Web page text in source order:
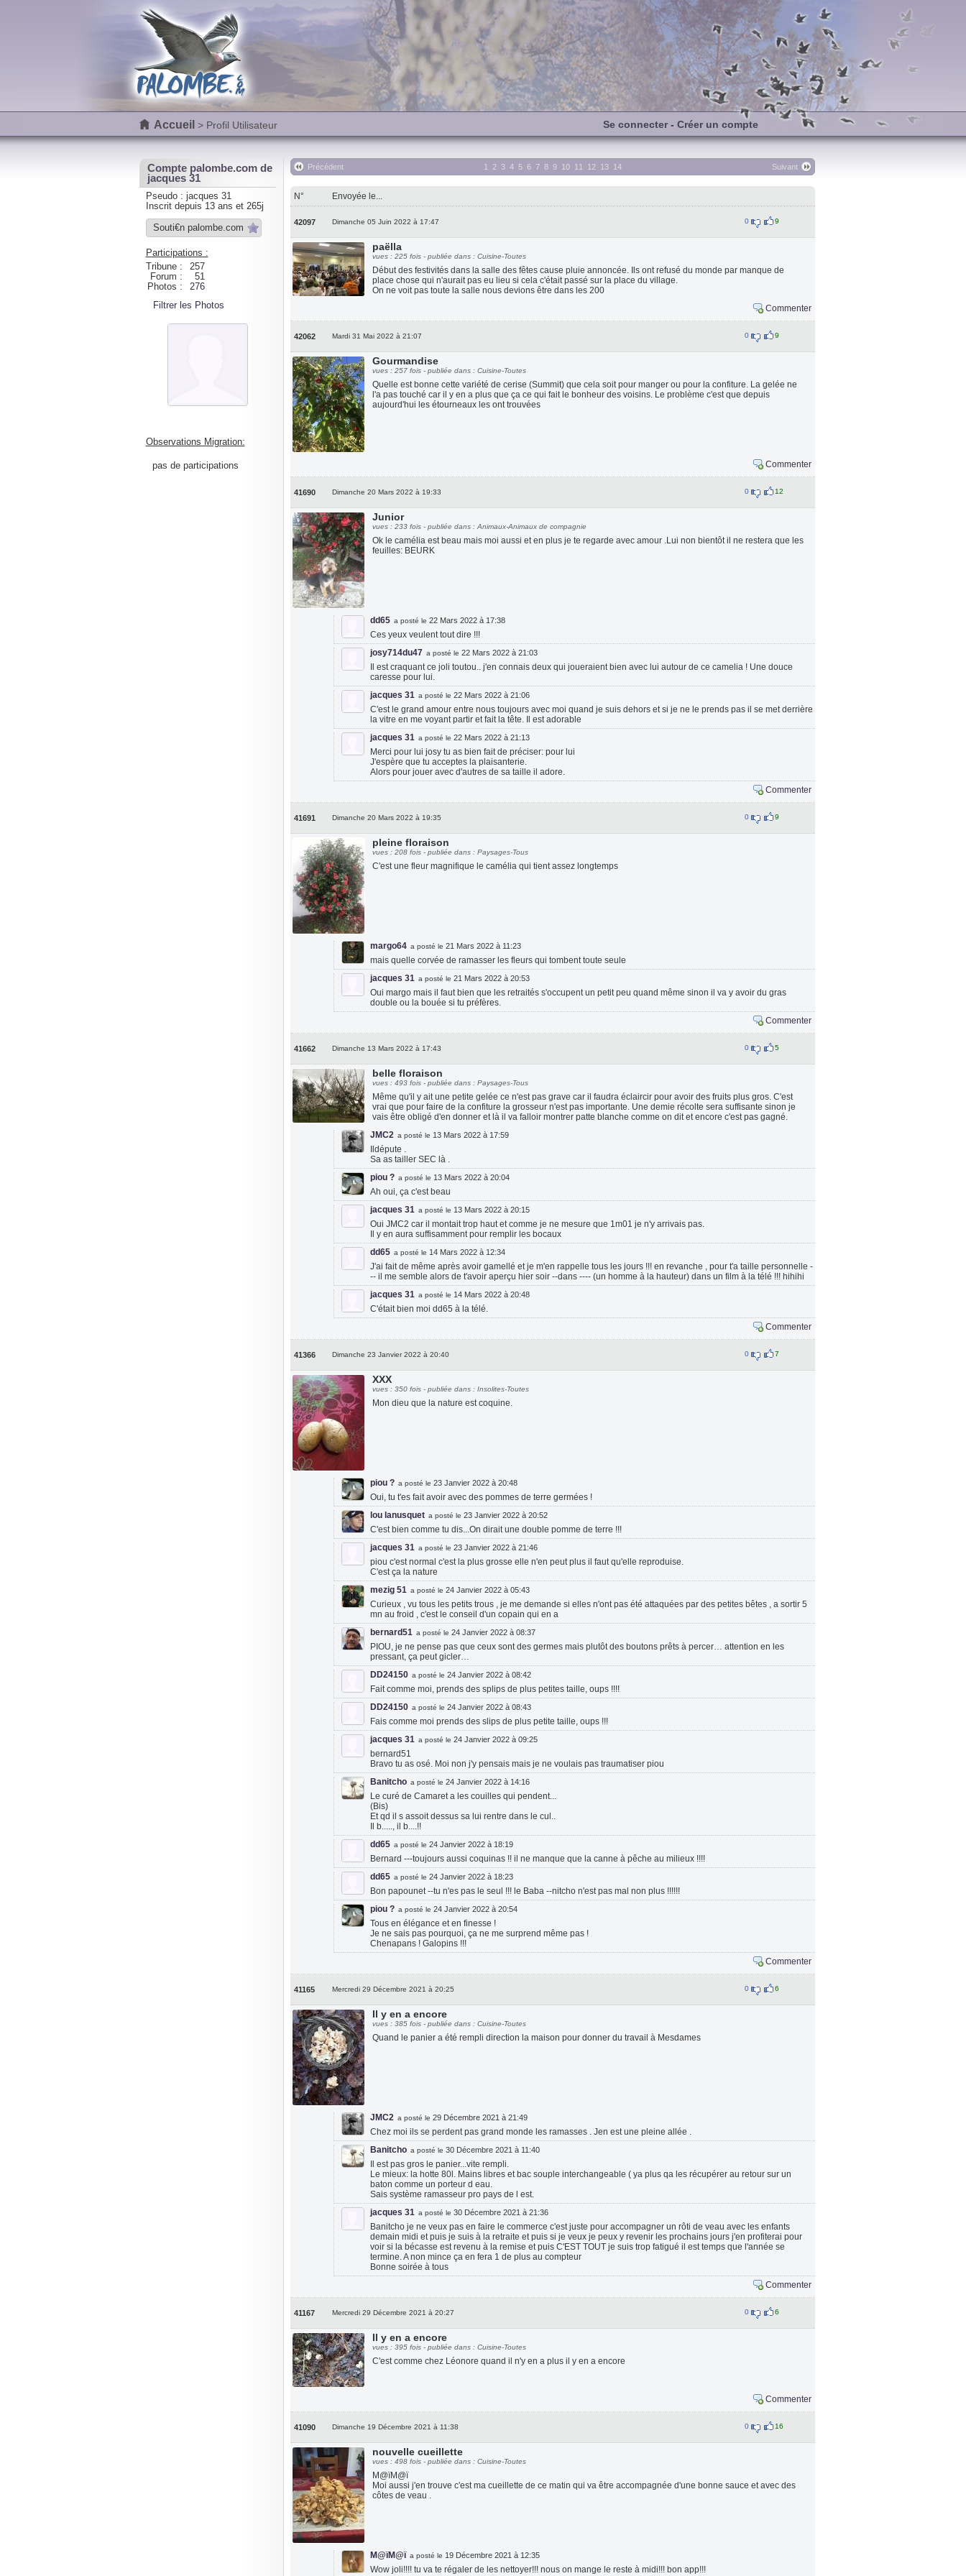
Accueil > Profil Utilisateur Se connecter- Créer un compte
Compte palombe.com de
jacques 31
Pseudo : jacques 31
Inscrit depuis 13 ans et 265j
Souti€n palombe.com
Participations :
Tribune :
257
Forum :
51
Photos :
276
Filtrer les Photos
Observations Migration:
pas de participations
Suivant
Précédent 1 2 3 4 5 6 7 8 9 10 11 12 13 14
N° Envoyée le...
42097 Dimanche 05 Juin 2022 à 17:47 0 9
paëlla
vues : 225 fois - publiée dans : Cuisine-Toutes
Début des festivités dans la salle des fêtes cause pluie annoncée. Ils ont refusé du monde par manque de
place chose qui n'aurait pas eu lieu si cela c'était passé sur la place du village.
On ne voit pas toute la salle nous devions être dans les 200
Commenter
42062 Mardi 31 Mai 2022 à 21:07 0 9
Gourmandise
vues : 257 fois - publiée dans : Cuisine-Toutes
Quelle est bonne cette variété de cerise (Summit) que cela soit pour manger ou pour la confiture. La gelée ne
l'a pas touché car il y en a plus que ça ce qui fait le bonheur des voisins. Le problème c'est que depuis
aujourd'hui les étourneaux les ont trouvées
Commenter
41690 Dimanche 20 Mars 2022 à 19:33 0 12
Junior
vues : 233 fois - publiée dans : Animaux-Animaux de compagnie
Ok le camélia est beau mais moi aussi et en plus je te regarde avec amour .Lui non bientôt il ne restera que les
feuilles: BEURK
dd65 a posté le 22 Mars 2022 à 17:38
Ces yeux veulent tout dire !!!
josy714du47 a posté le 22 Mars 2022 à 21:03
Il est craquant ce joli toutou.. j'en connais deux qui joueraient bien avec lui autour de ce camelia ! Une douce
caresse pour lui.
jacques 31 a posté le 22 Mars 2022 à 21:06
C'est le grand amour entre nous toujours avec moi quand je suis dehors et si je ne le prends pas il se met derrière
la vitre en me voyant partir et fait la tête. Il est adorable
jacques 31 a posté le 22 Mars 2022 à 21:13
Merci pour lui josy tu as bien fait de préciser: pour lui
J'espère que tu acceptes la plaisanterie.
Alors pour jouer avec d'autres de sa taille il adore.
Commenter
41691 Dimanche 20 Mars 2022 à 19:35 0 9
pleine floraison
vues : 208 fois - publiée dans : Paysages-Tous
C'est une fleur magnifique le camélia qui tient assez longtemps
margo64 a posté le 21 Mars 2022 à 11:23
mais quelle corvée de ramasser les fleurs qui tombent toute seule
jacques 31 a posté le 21 Mars 2022 à 20:53
Oui margo mais il faut bien que les retraités s'occupent un petit peu quand même sinon il va y avoir du gras
double ou la bouée si tu préfères.
Commenter
41662 Dimanche 13 Mars 2022 à 17:43 0 5
belle floraison
vues : 493 fois - publiée dans : Paysages-Tous
Même qu'il y ait une petite gelée ce n'est pas grave car il faudra éclaircir pour avoir des fruits plus gros. C'est
vrai que pour faire de la confiture la grosseur n'est pas importante. Une demie récolte sera suffisante sinon je
vais être obligé d'en donner et là il va falloir montrer patte blanche comme on dit et encore c'est pas gagné.
JMC2 a posté le 13 Mars 2022 à 17:59
Ildépute .
Sa as tailler SEC là .
piou ? a posté le 13 Mars 2022 à 20:04
Ah oui, ça c'est beau
jacques 31 a posté le 13 Mars 2022 à 20:15
Oui JMC2 car il montait trop haut et comme je ne mesure que 1m01 je n'y arrivais pas.
Il y en aura suffisamment pour remplir les bocaux
dd65 a posté le 14 Mars 2022 à 12:34
J'ai fait de même après avoir gamellé et je m'en rappelle tous les jours !!! en revanche , pour t'a taille personnelle -
-- il me semble alors de t'avoir aperçu hier soir --dans ---- (un homme à la hauteur) dans un film à la télé !!! hihihi
jacques 31 a posté le 14 Mars 2022 à 20:48
C'était bien moi dd65 à la télé.
Commenter
41366 Dimanche 23 Janvier 2022 à 20:40 0 7
XXX
vues : 350 fois - publiée dans : Insolites-Toutes
Mon dieu que la nature est coquine.
piou ? a posté le 23 Janvier 2022 à 20:48
Oui, tu t'es fait avoir avec des pommes de terre germées !
lou lanusquet a posté le 23 Janvier 2022 à 20:52
C'est bien comme tu dis...On dirait une double pomme de terre !!!
jacques 31 a posté le 23 Janvier 2022 à 21:46
piou c'est normal c'est la plus grosse elle n'en peut plus il faut qu'elle reproduise.
C'est ça la nature
mezig 51 a posté le 24 Janvier 2022 à 05:43
Curieux , vu tous les petits trous , je me demande si elles n'ont pas été attaquées par des petites bêtes , a sortir 5
mn au froid , c'est le conseil d'un copain qui en a
bernard51 a posté le 24 Janvier 2022 à 08:37
PIOU, je ne pense pas que ceux sont des germes mais plutôt des boutons prêts à percer… attention en les
pressant, ça peut gicler…
DD24150 a posté le 24 Janvier 2022 à 08:42
Fait comme moi, prends des splips de plus petites taille, oups !!!!
DD24150 a posté le 24 Janvier 2022 à 08:43
Fais comme moi prends des slips de plus petite taille, oups !!!
jacques 31 a posté le 24 Janvier 2022 à 09:25
bernard51
Bravo tu as osé. Moi non j'y pensais mais je ne voulais pas traumatiser piou
Banitcho a posté le 24 Janvier 2022 à 14:16
Le curé de Camaret a les couilles qui pendent...
(Bis)
Et qd il s assoit dessus sa lui rentre dans le cul..
Il b....., il b....!!
dd65 a posté le 24 Janvier 2022 à 18:19
Bernard ---toujours aussi coquinas !! il ne manque que la canne à pêche au milieux !!!!
dd65 a posté le 24 Janvier 2022 à 18:23
Bon papounet --tu n'es pas le seul !!! le Baba --nitcho n'est pas mal non plus !!!!!!
piou ? a posté le 24 Janvier 2022 à 20:54
Tous en élégance et en finesse !
Je ne sais pas pourquoi, ça ne me surprend même pas !
Chenapans ! Galopins !!!
Commenter
41165 Mercredi 29 Décembre 2021 à 20:25 0 6
Il y en a encore
vues : 385 fois - publiée dans : Cuisine-Toutes
Quand le panier a été rempli direction la maison pour donner du travail à Mesdames
JMC2 a posté le 29 Décembre 2021 à 21:49
Chez moi ils se perdent pas grand monde les ramasses . Jen est une pleine allée .
Banitcho a posté le 30 Décembre 2021 à 11:40
Il est pas gros le panier...vite rempli.
Le mieux: la hotte 80l. Mains libres et bac souple interchangeable ( ya plus qa les récupérer au retour sur un
baton comme un porteur d eau.
Sais système ramasseur pro pays de l est.
jacques 31 a posté le 30 Décembre 2021 à 21:36
Banitcho je ne veux pas en faire le commerce c'est juste pour accompagner un rôti de veau avec les enfants
demain midi et puis je suis à la retraite et puis si je veux je peux y revenir les prochains jours j'en profiterai pour
voir si la bécasse est revenu à la remise et puis C'EST TOUT je suis trop fatigué il est temps que l'année se
termine. A non mince ça en fera 1 de plus au compteur
Bonne soirée à tous
Commenter
41167 Mercredi 29 Décembre 2021 à 20:27 0 6
Il y en a encore
vues : 395 fois - publiée dans : Cuisine-Toutes
C'est comme chez Léonore quand il n'y en a plus il y en a encore
Commenter
41090 Dimanche 19 Décembre 2021 à 11:38 0 16
nouvelle cueillette
vues : 498 fois - publiée dans : Cuisine-Toutes
M@ïM@ï
Moi aussi j'en trouve c'est ma cueillette de ce matin qui va être accompagnée d'une bonne sauce et avec des
côtes de veau .
M@ïM@ï a posté le 19 Décembre 2021 à 12:35
Wow joli!!!! tu va te régaler de les nettoyer!!! nous on mange le reste à midi!!! bon app!!!